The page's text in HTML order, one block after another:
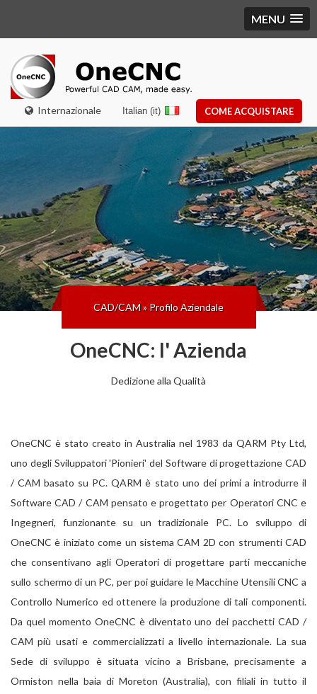
MENU
Internazionale COME ACQUISTARE
Italian (it)
CAD/CAM» Profilo Aziendale
OneCNC: l' Azienda
Dedizione alla Qualità
OneCNC è stato creato in Australia nel 1983 da QARM Pty Ltd,
uno degli Sviluppatori 'Pionieri' del Software di progettazione CAD
/ CAM basato su PC. QARM è stato uno dei primi a introdurre il
Software CAD / CAM pensato e progettato per Operatori CNC e
Ingegneri, funzionante su un tradizionale PC. Lo sviluppo di
OneCNC è iniziato come un sistema CAM 2D con strumenti CAD
che consentivano agli Operatori di progettare parti meccaniche
sullo schermo di un PC, per poi guidare le Macchine Utensili CNC a
Controllo Numerico ed ottenere la produzione di tali componenti.
Da quel momento OneCNC è diventato uno dei pacchetti CAD /
CAM più usati e commercializzati a livello internazionale. La sua
Sede di sviluppo è situata vicino a Brisbane, precisamente a
Ormiston nella baia di Moreton (Australia), con filiali in tutto il